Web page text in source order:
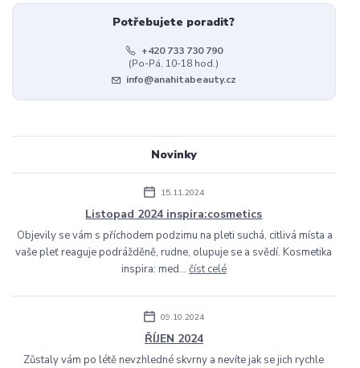
Potřebujete poradit?
+420 733 730 790
(Po-Pá, 10-18 hod.)
info@anahitabeauty.cz
Novinky
15.11.2024
Listopad 2024 inspira:cosmetics
Objevily se vám s příchodem podzimu na pleti suchá, citlivá místa a
vaše pleť reaguje podrážděně, rudne, olupuje se a svědí. Kosmetika
inspira: med... číst celé
09.10.2024
ŘÍJEN 2024
Zůstaly vám po létě nevzhledné skvrny a nevíte jak se jich rychle